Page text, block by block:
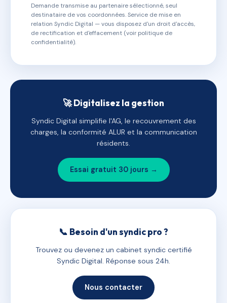
Demande transmise au partenaire sélectionné, seul
destinataire de vos coordonnées. Service de mise en
relation Syndic Digital — vous disposez d'un droit d'accès,
de rectification et d'effacement (voir politique de
confidentialité).
🚀 Digitalisez la gestion
Syndic Digital simplifie l'AG, le recouvrement des
charges, la conformité ALUR et la communication
résidents.
Essai gratuit 30 jours →
📞 Besoin d'un syndic pro ?
Trouvez ou devenez un cabinet syndic certifié
Syndic Digital. Réponse sous 24h.
Nous contacter